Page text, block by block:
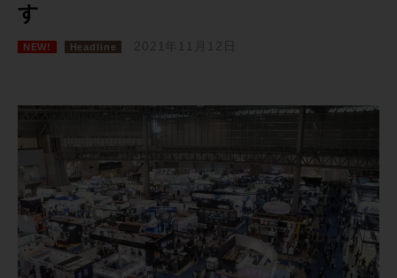
す
NEW! Headline 2021年11月12日